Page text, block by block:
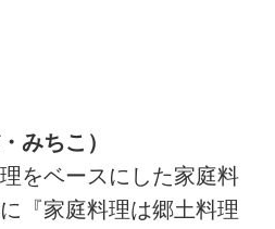
みちこ）
をベースにした家庭料
『家庭料理は郷土料理